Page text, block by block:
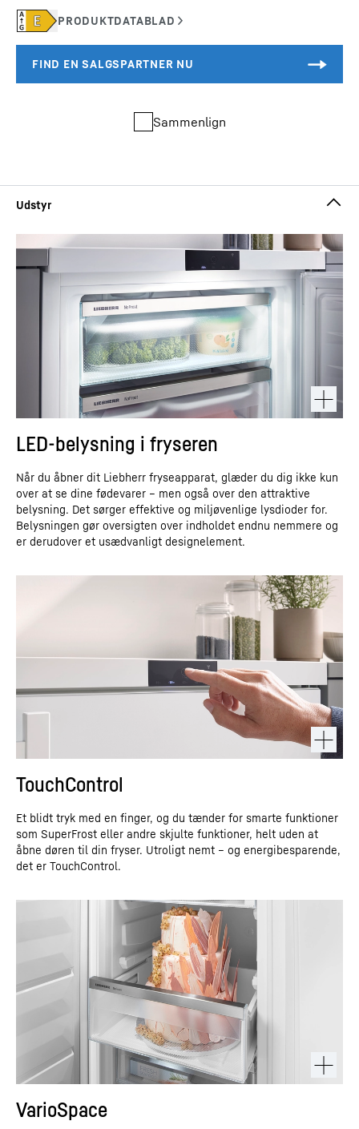
Sammenlign
LED-belysning i fryseren
Når du åbner dit Liebherr fryseapparat, glæder du dig ikke kun
over at se dine fødevarer – men også over den attraktive
belysning. Det sørger effektive og miljøvenlige lysdioder for.
Belysningen gør oversigten over indholdet endnu nemmere og
er derudover et usædvanligt designelement.
TouchControl
Et blidt tryk med en finger, og du tænder for smarte funktioner
som SuperFrost eller andre skjulte funktioner, helt uden at
åbne døren til din fryser. Utroligt nemt – og energibesparende,
det er TouchControl.
VarioSpace